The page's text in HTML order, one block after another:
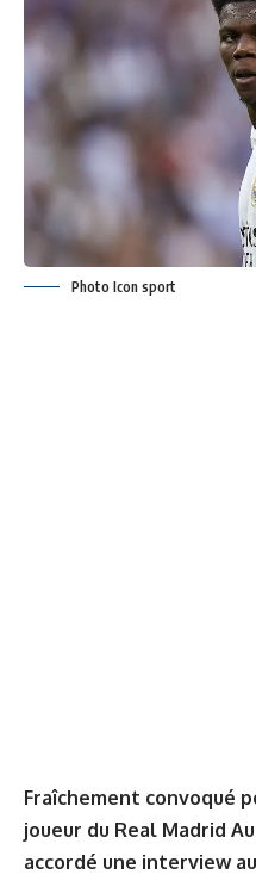
Photo Icon sport
Fraîchement convoqué
joueur du Real Madrid
accordé une interview